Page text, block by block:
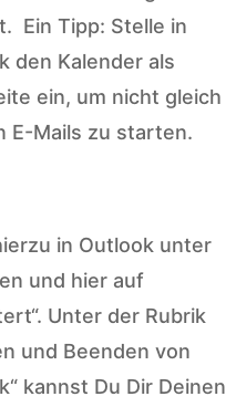
Ein Tipp: Stelle in
den Kalender als
ein, um nicht gleich
E-Mails zu starten.
in Outlook unter
und hier auf
Unter der Rubrik
und Beenden von
kannst Du Dir Deinen